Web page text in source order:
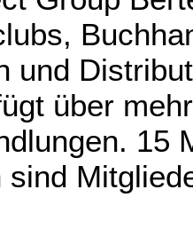
und
über
15
sind